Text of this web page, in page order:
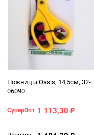
Ножницы Oasis, 14,5см, 32-
06090
СуперОпт 1 113,30 ₽